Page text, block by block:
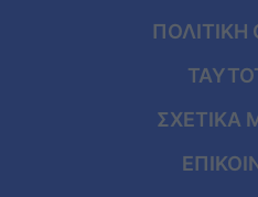
ΠΟΛΙΤΙΚΗ
ΣΧΕΤΙΚΑ